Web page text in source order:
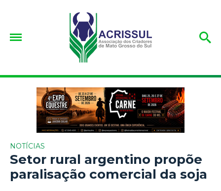
NOTÍCIAS
Setor rural argentino propõe
paralisação comercial da soja